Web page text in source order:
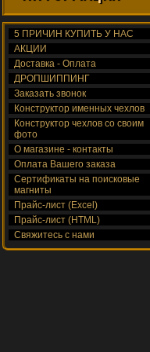
5 ПРИЧИН КУПИТЬ У НАС
АКЦИИ
Доставка - Оплата
ДРОПШИППИНГ
Заказать звонок
Конструктор именных чехлов
Конструктор чехлов со своим
фото
О магазине - контакты
Оплата Вашего заказа
Сертификаты на поисковые
магниты
Прайс-лист (Excel)
Прайс-лист (HTML)
Свяжитесь с нами